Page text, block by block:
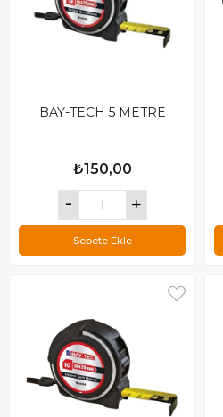
BAY-TECH 5 METRE
₺150,00
Sepete Ekle